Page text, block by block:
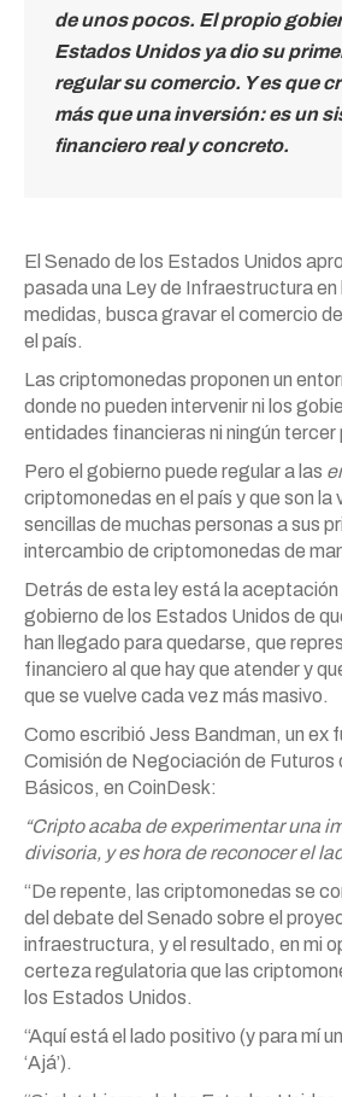
de unos pocos. El propio
Estados Unidos ya dio su
regular su comercio. Y es que
más que una inversión: es un
financiero real y concreto.
El Senado de los Estados Unidos
pasada una Ley de Infraestructura
medidas, busca gravar el comercio
el país.
Las criptomonedas proponen un
donde no pueden intervenir ni los
entidades financieras ni ningún
Pero el gobierno puede regular a las
criptomonedas en el país y que son la
sencillas de muchas personas a sus
intercambio de criptomonedas de
Detrás de esta ley está la aceptación
gobierno de los Estados Unidos de
han llegado para quedarse, que
financiero al que hay que atender y
que se vuelve cada vez más masivo.
Como escribió Jess Bandman, un ex
Comisión de Negociación de Futuros
Básicos, en CoinDesk:
“Cripto acaba de experimentar una
divisoria, y es hora de reconocer el
“De repente, las criptomonedas se
del debate del Senado sobre el
infraestructura, y el resultado, en mi
certeza regulatoria que las
los Estados Unidos.
“Aquí está el lado positivo (y para mí
‘Ajá’).